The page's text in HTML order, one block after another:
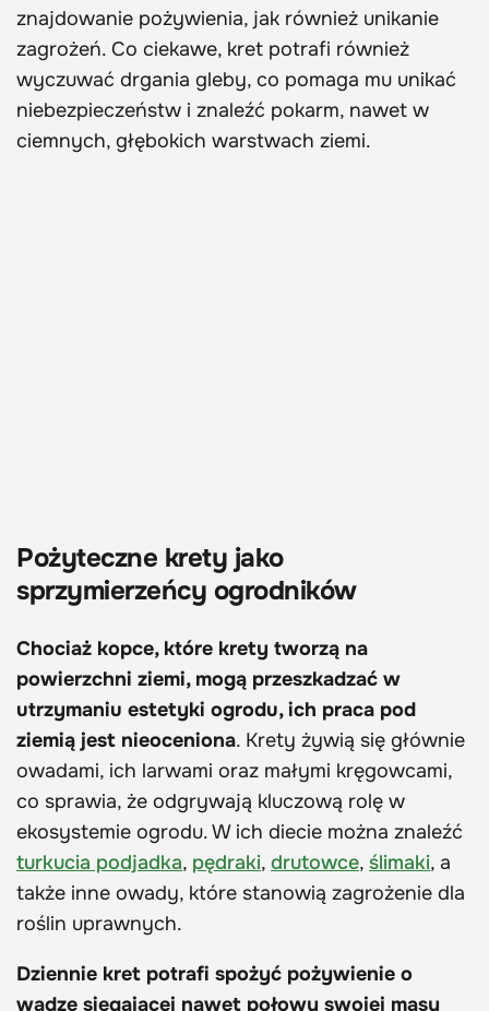
znajdowanie pożywienia, jak również unikanie
zagrożeń. Co ciekawe, kret potrafi również
wyczuwać drgania gleby, co pomaga mu unikać
niebezpieczeństw i znaleźć pokarm, nawet w
ciemnych, głębokich warstwach ziemi.
Pożyteczne krety jako
sprzymierzeńcy ogrodników
Chociaż kopce, które krety tworzą na
powierzchni ziemi, mogą przeszkadzać w
utrzymaniu estetyki ogrodu, ich praca pod
ziemią jest nieoceniona. Krety żywią się głównie
owadami, ich larwami oraz małymi kręgowcami,
co sprawia, że odgrywają kluczową rolę w
ekosystemie ogrodu. W ich diecie można znaleźć
turkucia podjadka, pędraki, drutowce, ślimaki, a
także inne owady, które stanowią zagrożenie dla
roślin uprawnych.
Dziennie kret potrafi spożyć pożywienie o
wadze sięgającej nawet połowy swojej masy